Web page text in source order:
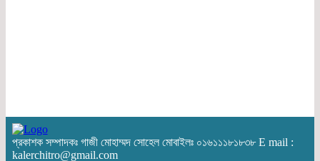
প্রকাশক সম্পাদকঃ গাজী মোহাম্মদ সোহেল মোবাইলঃ ০১৬১১১৮১৮৩৮ E mail :
kalerchitro@gmail.com